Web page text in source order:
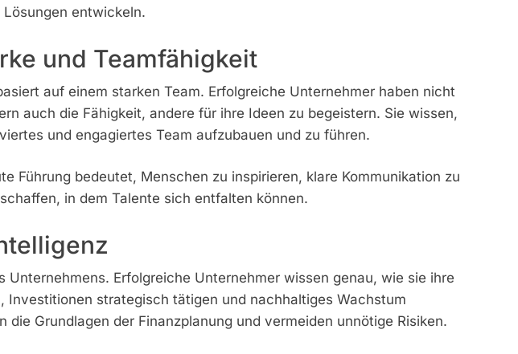
entwickeln.
und Teamfähigkeit
auf einem starken Team. Erfolgreiche Unternehmer haben nicht
auch die Fähigkeit, andere für ihre Ideen zu begeistern. Sie wissen,
und engagiertes Team aufzubauen und zu führen.
Führung bedeutet, Menschen zu inspirieren, klare Kommunikation zu
in dem Talente sich entfalten können.
Unternehmens. Erfolgreiche Unternehmer wissen genau, wie sie ihre
Investitionen strategisch tätigen und nachhaltiges Wachstum
die Grundlagen der Finanzplanung und vermeiden unnötige Risiken.